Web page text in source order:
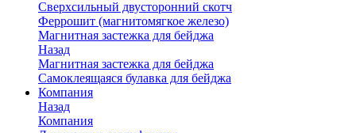
Сверхсильный двусторонний скотч
Феррошит (магнитомягкое железо)
Магнитная застежка для бейджа
Назад
Магнитная застежка для бейджа
Самоклеящаяся булавка для бейджа
Компания
Назад
Компания